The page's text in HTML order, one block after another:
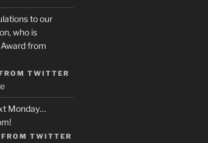
to our
who is
from
TWITTER
Monday…
FROM TWITTER